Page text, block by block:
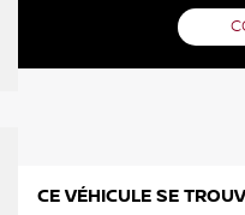
CE VÉHICULE SE